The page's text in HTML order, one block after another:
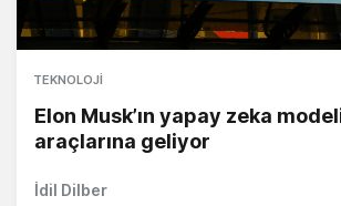
TEKNOLOJI
Elon Musk’ın yapay zeka
araçlarına geliyor
İdil Dilber